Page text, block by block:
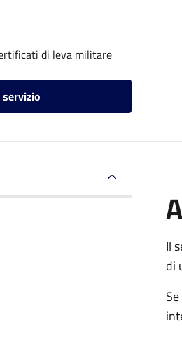
di leva militare
servizio
Il
di